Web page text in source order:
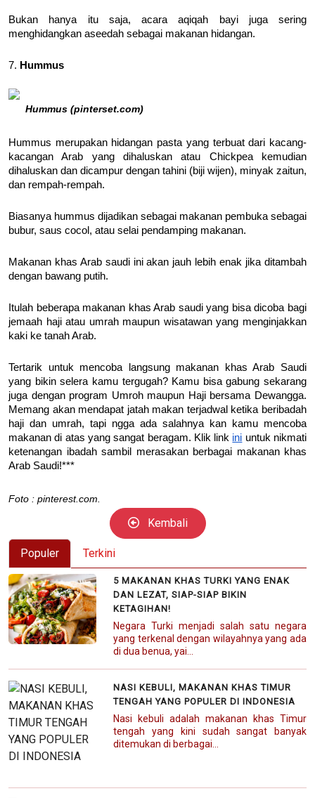
Bukan hanya itu saja, acara aqiqah bayi juga sering
menghidangkan aseedah sebagai makanan hidangan.
7. Hummus
Hummus (pinterset.com)
Hummus merupakan hidangan pasta yang terbuat dari kacang-
kacangan Arab yang dihaluskan atau Chickpea kemudian
dihaluskan dan dicampur dengan tahini (biji wijen), minyak zaitun,
dan rempah-rempah.
Biasanya hummus dijadikan sebagai makanan pembuka sebagai
bubur, saus cocol, atau selai pendamping makanan.
Makanan khas Arab saudi ini akan jauh lebih enak jika ditambah
dengan bawang putih.
Itulah beberapa makanan khas Arab saudi yang bisa dicoba bagi
jemaah haji atau umrah maupun wisatawan yang menginjakkan
kaki ke tanah Arab.
Tertarik untuk mencoba langsung makanan khas Arab Saudi
yang bikin selera kamu tergugah? Kamu bisa gabung sekarang
juga dengan program Umroh maupun Haji bersama Dewangga.
Memang akan mendapat jatah makan terjadwal ketika beribadah
haji dan umrah, tapi ngga ada salahnya kan kamu mencoba
makanan di atas yang sangat beragam. Klik link ini untuk nikmati
ketenangan ibadah sambil merasakan berbagai makanan khas
Arab Saudi!***
Foto : pinterest.com.
Kembali
Populer Terkini
5 MAKANAN KHAS TURKI YANG ENAK
DAN LEZAT, SIAP-SIAP BIKIN
KETAGIHAN!
Negara Turki menjadi salah satu negara
yang terkenal dengan wilayahnya yang ada
di dua benua, yai...
NASI KEBULI, MAKANAN KHAS TIMUR
TENGAH YANG POPULER DI INDONESIA
Nasi kebuli adalah makanan khas Timur
tengah yang kini sudah sangat banyak
ditemukan di berbagai...